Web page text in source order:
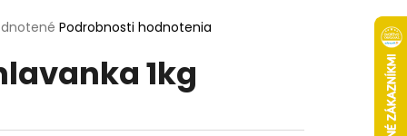
Podrobnosti hodnotenia
1kg